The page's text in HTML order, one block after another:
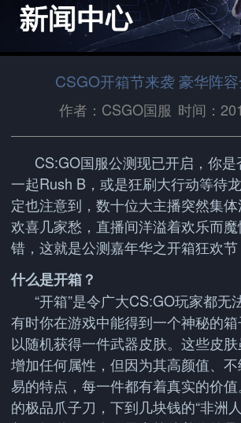
CSGO开箱节来袭 豪华阵
作者：CSGO国服 时间：
CS:GO国服公测现已开启，你是
一起Rush B，或是狂刷大行动等待
定也注意到，数十位大主播突然集
欢喜几家愁，直播间洋溢着欢乐而
错，这就是公测嘉年华之开箱狂欢节
什么是开箱？
“开箱”是令广大CS:GO玩家都无
有时你在游戏中能得到一个神秘的
以随机获得一件武器皮肤。这些皮
增加任何属性，但因为其高颜值、
易的特点，每一件都有着真实的价
的极品爪子刀，下到几块钱的“非洲